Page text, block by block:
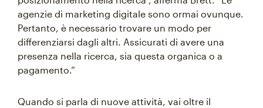
agenzie di marketing digitale sono ormai ovunque.
Pertanto, è necessario trovare un modo per
differenziarsi dagli altri. Assicurati di avere una
presenza nella ricerca, sia questa organica o a
pagamento.”
Quando si parla di nuove attività, vai oltre il